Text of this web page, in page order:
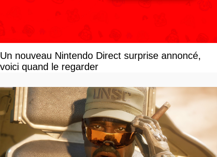
Un nouveau Nintendo Direct surprise annoncé,
voici quand le regarder